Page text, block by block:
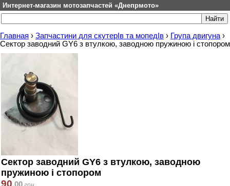
Интернет-магазин мотозапчастей «Днепрмото»
Главная › Запчастини для скутерІв та мопедІв › Група двигуна ›
Сектор заводний GY6 з втулкою, заводною пружиною і стопором
Сектор заводний GY6 з втулкою, заводною
пружиною і стопором
90